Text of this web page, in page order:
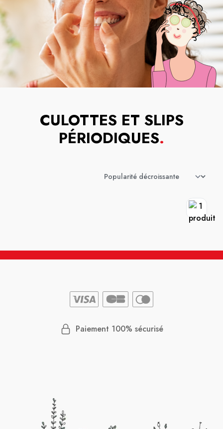
CULOTTES ET SLIPS
PÉRIODIQUES.
Paiement 100% sécurisé